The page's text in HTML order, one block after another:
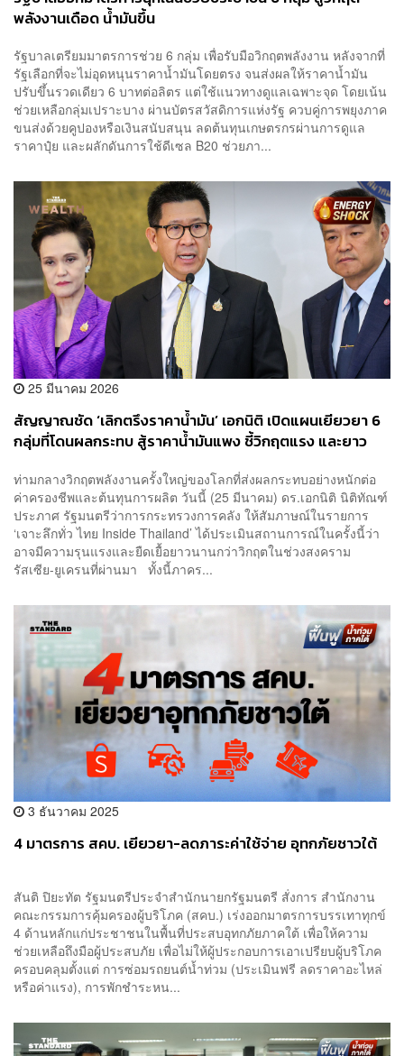
พลังงานเดือด น้ำมันขึ้น
รัฐบาลเตรียมมาตรการช่วย 6 กลุ่ม เพื่อรับมือวิกฤตพลังงาน หลังจากที่
รัฐเลือกที่จะไม่อุดหนุนราคาน้ำมันโดยตรง จนส่งผลให้ราคาน้ำมัน
ปรับขึ้นรวดเดียว 6 บาทต่อลิตร แต่ใช้แนวทางดูแลเฉพาะจุด โดยเน้น
ช่วยเหลือกลุ่มเปราะบาง ผ่านบัตรสวัสดิการแห่งรัฐ ควบคู่การพยุงภาค
ขนส่งด้วยคูปองหรือเงินสนับสนุน ลดต้นทุนเกษตรกรผ่านการดูแล
ราคาปุ๋ย และผลักดันการใช้ดีเซล B20 ช่วยภา...
25 มีนาคม 2026
สัญญาณชัด ‘เลิกตรึงราคาน้ำมัน’ เอกนิติ เปิดแผนเยียวยา 6
กลุ่มที่โดนผลกระทบ สู้ราคาน้ำมันแพง ชี้วิกฤตแรง และยาว
ท่ามกลางวิกฤตพลังงานครั้งใหญ่ของโลกที่ส่งผลกระทบอย่างหนักต่อ
ค่าครองชีพและต้นทุนการผลิต วันนี้ (25 มีนาคม) ดร.เอกนิติ นิติทัณฑ์
ประภาศ รัฐมนตรีว่าการกระทรวงการคลัง ให้สัมภาษณ์ในรายการ
‘เจาะลึกทั่ว ไทย Inside Thailand’ ได้ประเมินสถานการณ์ในครั้งนี้ว่า
อาจมีความรุนแรงและยืดเยื้อยาวนานกว่าวิกฤตในช่วงสงคราม
รัสเซีย-ยูเครนที่ผ่านมา ทั้งนี้ภาคร...
3 ธันวาคม 2025
4 มาตรการ สคบ. เยียวยา-ลดภาระค่าใช้จ่าย อุทกภัยชาวใต้
สันติ ปิยะทัต รัฐมนตรีประจำสำนักนายกรัฐมนตรี สั่งการ สำนักงาน
คณะกรรมการคุ้มครองผู้บริโภค (สคบ.) เร่งออกมาตรการบรรเทาทุกข์
4 ด้านหลักแก่ประชาชนในพื้นที่ประสบอุทกภัยภาคใต้ เพื่อให้ความ
ช่วยเหลือถึงมือผู้ประสบภัย เพื่อไม่ให้ผู้ประกอบการเอาเปรียบผู้บริโภค
ครอบคลุมตั้งแต่ การซ่อมรถยนต์น้ำท่วม (ประเมินฟรี ลดราคาอะไหล่
หรือค่าแรง), การพักชำระหน...